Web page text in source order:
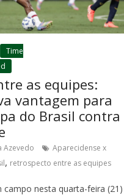
Time
as equipes:
vantagem para
do Brasil contra
Azevedo
Aparecidense x
, retrospecto entre as equipes
campo nesta quarta-feira (21)